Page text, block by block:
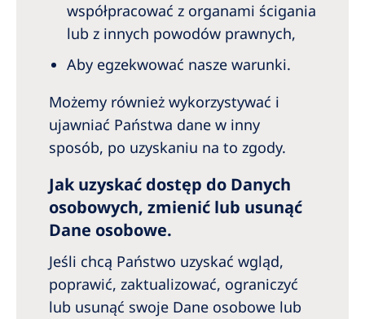
współpracować z organami ścigania
lub z innych powodów prawnych,
Aby egzekwować nasze warunki.
Możemy również wykorzystywać i
ujawniać Państwa dane w inny
sposób, po uzyskaniu na to zgody.
Jak uzyskać dostęp do Danych
osobowych, zmienić lub usunąć
Dane osobowe.
Jeśli chcą Państwo uzyskać wgląd,
poprawić, zaktualizować, ograniczyć
lub usunąć swoje Dane osobowe lub